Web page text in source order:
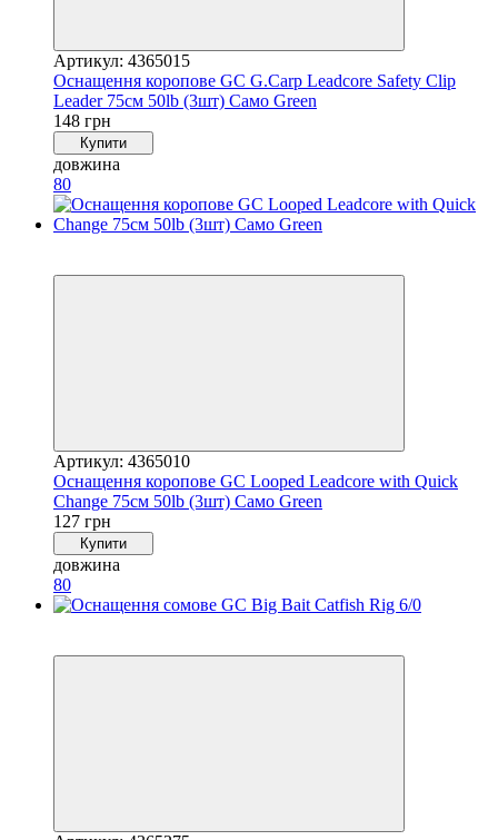
Артикул: 4365015
Оснащення коропове GC G.Carp Leadcore Safety Clip
Leader 75см 50lb (3шт) Caмo Green
148 грн
Купити
довжина
80
Артикул: 4365010
Оснащення коропове GC Looped Leadcore with Quick
Change 75см 50lb (3шт) Caмo Green
127 грн
Купити
довжина
80